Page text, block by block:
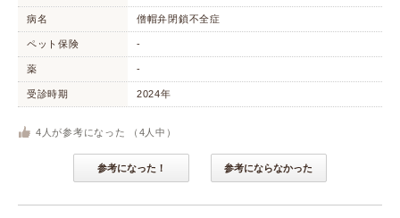
病名 僧帽弁閉鎖不全症
ペット保険 -
薬 -
受診時期 2024年
4 人が参考になった （ 4 人中）
参考になった！ 参考にならなかった